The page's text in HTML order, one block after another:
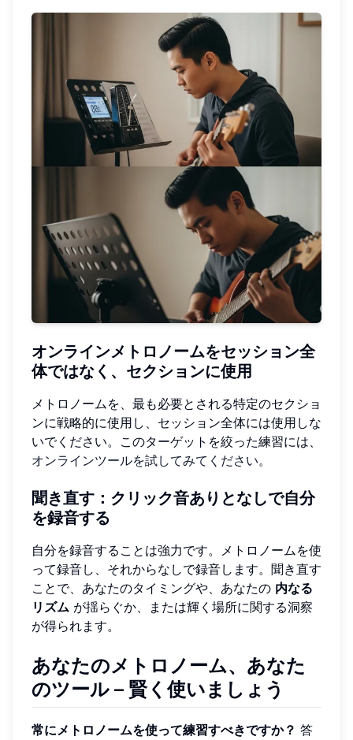
オンラインメトロノームをセッション全
体ではなく、セクションに使用
メトロノームを、最も必要とされる特定のセクショ
ンに戦略的に使用し、セッション全体には使用しな
いでください。このターゲットを絞った練習には、
オンラインツールを試してみてください。
聞き直す：クリック音ありとなしで自分
を録音する
自分を録音することは強力です。メトロノームを使
って録音し、それからなしで録音します。聞き直す
ことで、あなたのタイミングや、あなたの 内なる
リズム が揺らぐか、または輝く場所に関する洞察
が得られます。
あなたのメトロノーム、あなた
のツール – 賢く使いましょう
常にメトロノームを使って練習すべきですか？ 答